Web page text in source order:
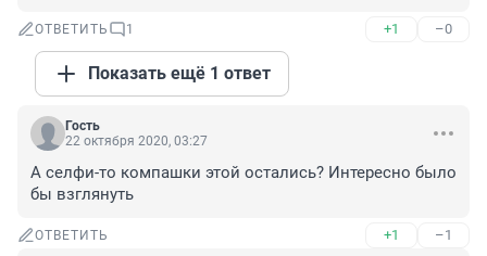
ОТВЕТИТЬ 1 +1 –0
Показать ещё 1 ответ
Гость
22 октября 2020, 03:27
А селфи-то компашки этой остались? Интересно было
бы взглянуть
ОТВЕТИТЬ +1 –1